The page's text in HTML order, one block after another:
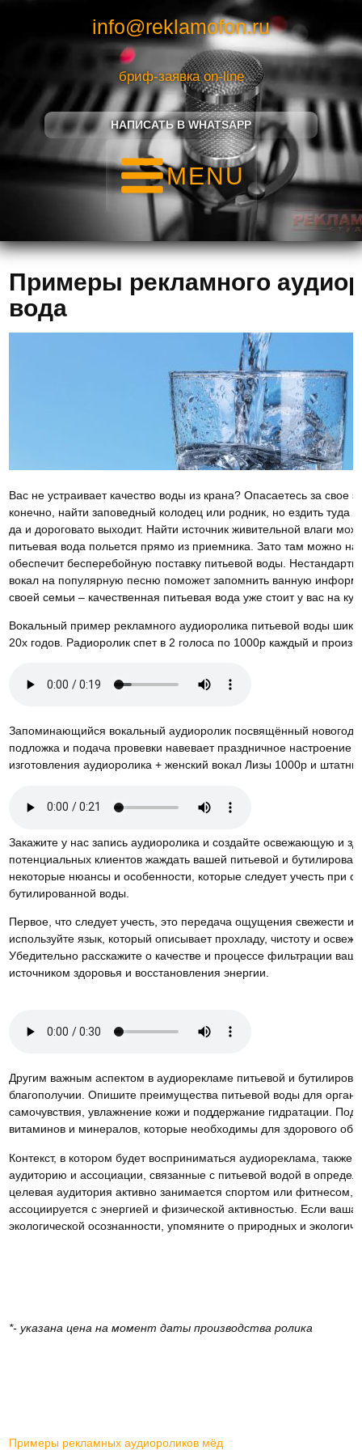
info@reklamofon.ru
бриф-заявка on-line
НАПИСАТЬ В WHATSAPP
MENU
Примеры рекламного
вода
Вас не устраивает качество воды из крана? Опасаетесь за свое
конечно, найти заповедный колодец или родник, но ездить туда
да и дороговато выходит. Найти источник живительной влаги
питьевая вода польется прямо из приемника. Зато там можно
обеспечит бесперебойную поставку питьевой воды.
вокал на популярную песню поможет запомнить ванную
своей семьи – качественная питьевая вода уже стоит у вас на
Вокальный пример рекламного аудиоролика питьевой воды
20х годов. Радиоролик спет в 2 голоса по 1000р каждый и
Запоминающийся вокальный аудиоролик посвящённый
подложка и подача провевки навевает праздничное настроение
изготовления аудиоролика + женский вокал Лизы 1000р и
Закажите у нас запись аудиоролика и создайте освежающую и
потенциальных клиентов жаждать вашей питьевой и
некоторые нюансы и особенности, которые следует учесть при
бутилированной воды.
Первое, что следует учесть, это передача ощущения свежести
используйте язык, который описывает прохладу, чистоту и
Убедительно расскажите о качестве и процессе фильтрации
источником здоровья и восстановления энергии.
Другим важным аспектом в аудиорекламе питьевой и
благополучии. Опишите преимущества питьевой воды для
самочувствия, увлажнение кожи и поддержание гидратации.
витаминов и минералов, которые необходимы для здорового
Контекст, в котором будет восприниматься аудиореклама,
аудиторию и ассоциации, связанные с питьевой водой в
целевая аудитория активно занимается спортом или фитнесом,
ассоциируется с энергией и физической активностью. Если
экологической осознанности, упомяните о природных и
*- указана цена на момент даты производства ролика
Примеры рекламных аудиороликов мёд